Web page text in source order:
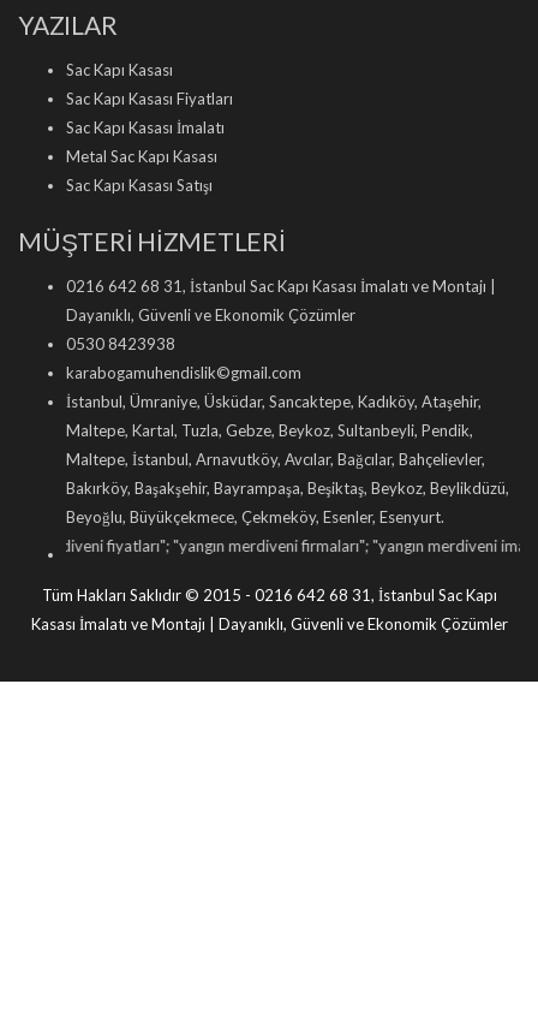
YAZILAR
Sac Kapı Kasası
Sac Kapı Kasası Fiyatları
Sac Kapı Kasası İmalatı
Metal Sac Kapı Kasası
Sac Kapı Kasası Satışı
MÜŞTERİ HİZMETLERİ
0216 642 68 31, İstanbul Sac Kapı Kasası İmalatı ve Montajı |
Dayanıklı, Güvenli ve Ekonomik Çözümler
0530 8423938
karabogamuhendislik©gmail.com
İstanbul, Ümraniye, Üsküdar, Sancaktepe, Kadıköy, Ataşehir,
Maltepe, Kartal, Tuzla, Gebze, Beykoz, Sultanbeyli, Pendik,
Maltepe, İstanbul, Arnavutköy, Avcılar, Bağcılar, Bahçelievler,
Bakırköy, Başakşehir, Bayrampaşa, Beşiktaş, Beykoz, Beylikdüzü,
Beyoğlu, Büyükçekmece, Çekmeköy, Esenler, Esenyurt.
fiyatları"; "yangın merdiveni firmaları"; "yangın merdiveni imalatı"; "
Tüm Hakları Saklıdır © 2015 - 0216 642 68 31, İstanbul Sac Kapı
Kasası İmalatı ve Montajı | Dayanıklı, Güvenli ve Ekonomik Çözümler